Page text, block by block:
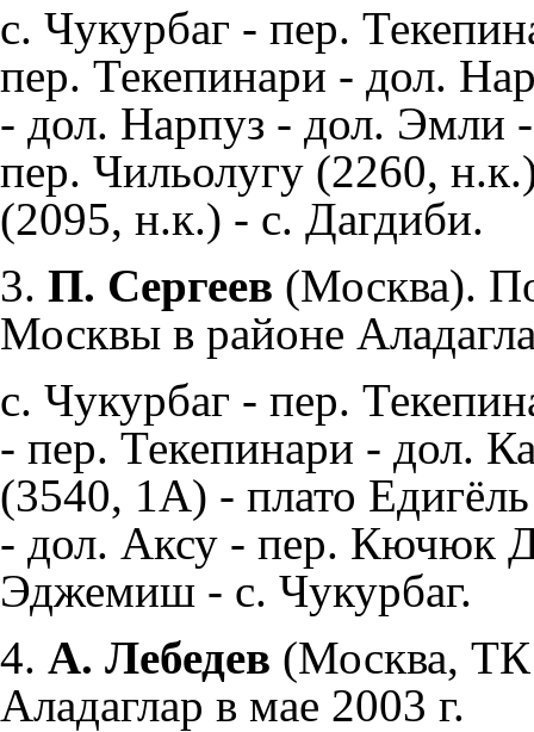
с. Чукурбаг - пер.
пер. Текепинари - дол.
- дол. Нарпуз - дол. Эмли
пер. Чильолугу (2260,
(2095, н.к.) - с. Дагдиби.
3. П. Сергеев (Москва).
Москвы в районе
с. Чукурбаг - пер.
- пер. Текепинари - дол.
(3540, 1А) - плато
- дол. Аксу - пер. Кючюк
Эджемиш - с. Чукурбаг.
4. А. Лебедев (Москва,
Аладаглар в мае 2003 г.